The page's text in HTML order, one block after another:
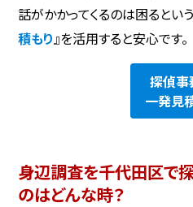
話がかかってくるのは困るという
積もり 』を活用すると安心です。
探偵事
一発見
身辺調査を千代田区で
のはどんな時？